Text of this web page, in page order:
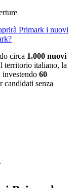
Primark i nuovi
circa 1.000 nuovi
territorio italiano, la
investendo 60
candidati senza